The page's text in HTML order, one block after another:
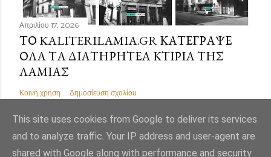
Απριλίου 17, 2026
ΤΟ KALITERILAMIA.GR ΚΑΤΈΓΡΑΨΕ
ΌΛΑ ΤΑ ΔΙΑΤΗΡΗΤΈΑ ΚΤΊΡΙΑ ΤΗΣ
ΛΑΜΊΑΣ
Κοινή χρήση Δημοσίευση σχολίου
This site uses cookies from Google to deliver its services
and to analyze traffic. Your IP address and user-agent are
shared with Google along with performance and security